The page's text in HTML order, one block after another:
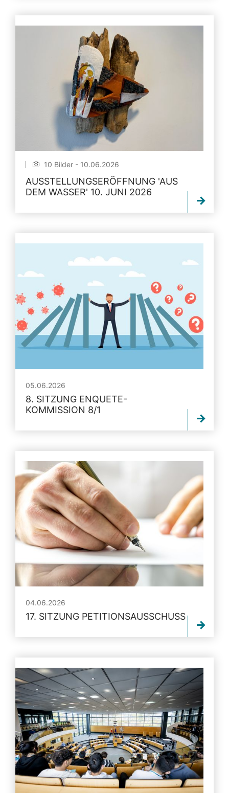
10 Bilder - 10.06.2026
AUSSTELLUNGSERÖFFNUNG 'AUS
DEM WASSER' 10. JUNI 2026
05.06.2026
8. SITZUNG ENQUETE-
KOMMISSION 8/1
04.06.2026
17. SITZUNG PETITIONSAUSSCHUSS